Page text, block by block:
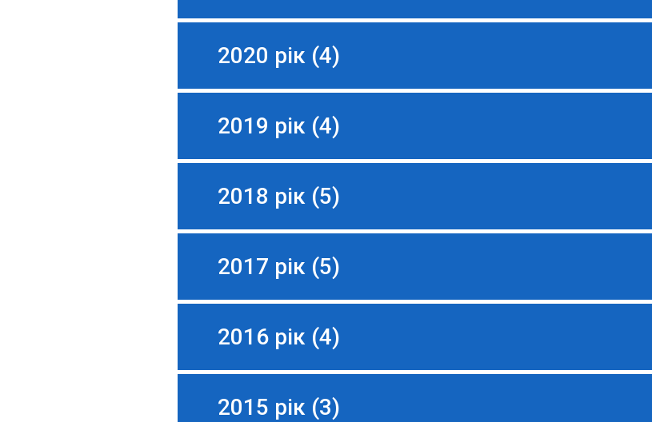
2020 рік (4)
2019 рік (4)
2018 рік (5)
2017 рік (5)
2016 рік (4)
2015 рік (3)